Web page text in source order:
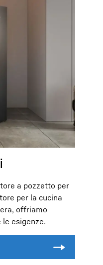
a pozzetto per
per la cucina
offriamo
esigenze.